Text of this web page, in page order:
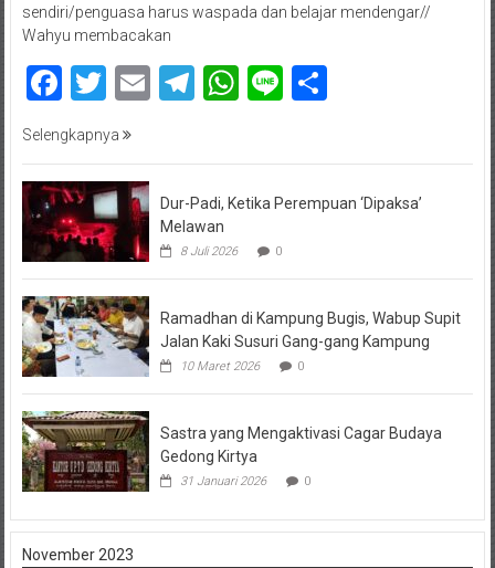
sendiri/penguasa harus waspada dan belajar mendengar//
Wahyu membacakan
Facebook
Twitter
EmailTelegram
WhatsApp
LineShare
Selengkapnya
Dur-Padi, Ketika Perempuan ‘Dipaksa’
Melawan
8 Juli 2026 0
Ramadhan di Kampung Bugis, Wabup Supit
Jalan Kaki Susuri Gang-gang Kampung
10 Maret 2026 0
Sastra yang Mengaktivasi Cagar Budaya
Gedong Kirtya
31 Januari 2026 0
November 2023